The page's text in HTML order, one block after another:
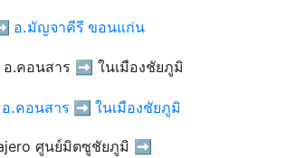
อ.มัญจาคีรี ขอนแก่น
อ.คอนสาร ➡️ ในเมืองชัยภูมิ